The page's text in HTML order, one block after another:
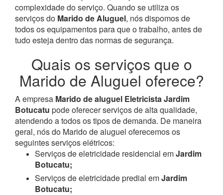
complexidade do serviço. Quando se utiliza os
serviços do Marido de Aluguel, nós dispomos de
todos os equipamentos para que o trabalho, antes de
tudo esteja dentro das normas de segurança.
Quais os serviços que o
Marido de Aluguel oferece?
A empresa Marido de aluguel Eletricista Jardim
Botucatu pode oferecer serviços de alta qualidade,
atendendo a todos os tipos de demanda. De maneira
geral, nós do Marido de aluguel oferecemos os
seguintes serviços elétricos:
Serviços de eletricidade residencial emJardim
Botucatu;
Serviços de eletricidade predial emJardim
Botucatu;